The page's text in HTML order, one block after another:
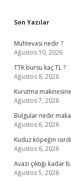
Son Yazılar
Muhtevası nedir ?
Ağustos 10, 2026
TTK bursu kaç TL ?
Ağustos 8, 2026
Kurutma makinesine
Ağustos 7, 2026
Bulgular nedir
Ağustos 6, 2026
Kuduz köpeğin
Ağustos 6, 2026
Avazı çıktığı kadar
Ağustos 5, 2026